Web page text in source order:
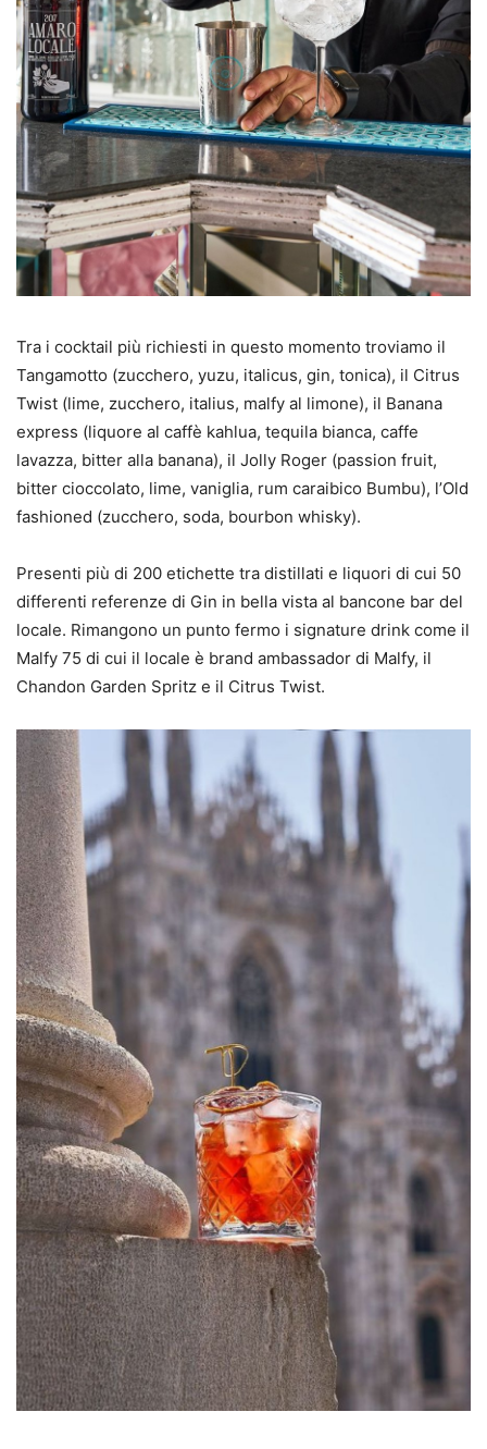
Tra i cocktail più richiesti in questo momento troviamo il
Tangamotto (zucchero, yuzu, italicus, gin, tonica), il Citrus
Twist (lime, zucchero, italius, malfy al limone), il Banana
express (liquore al caffè kahlua, tequila bianca, caffe
lavazza, bitter alla banana), il Jolly Roger (passion fruit,
bitter cioccolato, lime, vaniglia, rum caraibico Bumbu), l’Old
fashioned (zucchero, soda, bourbon whisky).
Presenti più di 200 etichette tra distillati e liquori di cui 50
differenti referenze di Gin in bella vista al bancone bar del
locale. Rimangono un punto fermo i signature drink come il
Malfy 75 di cui il locale è brand ambassador di Malfy, il
Chandon Garden Spritz e il Citrus Twist.